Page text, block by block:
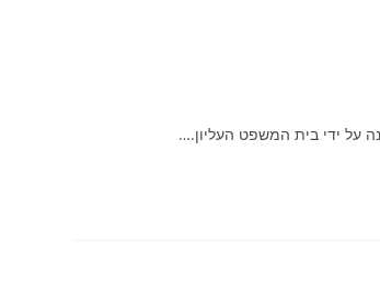
על ידי בית המשפט העליון.…